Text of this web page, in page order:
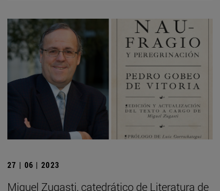
27 | 06 | 2023
Miguel Zugasti, catedrático de Literatura de